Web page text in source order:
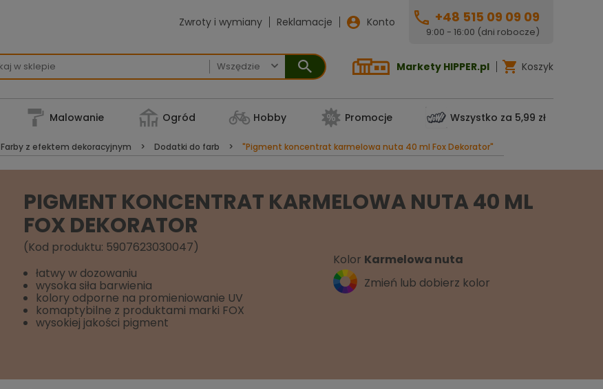
Zwroty i wymiany Reklamacje Konto +48 515 09 09 09
9:00 - 16:00 (dni robocze)
 Markety HIPPER.pl Koszyk
Malowanie Ogród Hobby Promocje Wszystko za 5,99 zł
Farby z efektem dekoracyjnym Dodatki do farb "Pigment koncentrat karmelowa nuta 40 ml Fox Dekorator"
PIGMENT KONCENTRAT KARMELOWA NUTA 40 ML
FOX DEKORATOR
(Kod produktu: 5907623030047)
łatwy w dozowaniu
wysoka siła barwienia
kolory odporne na promieniowanie UV
komaptybilne z produktami marki FOX
wysokiej jakości pigment
Kolor Karmelowa nuta
Zmień lub dobierz kolor